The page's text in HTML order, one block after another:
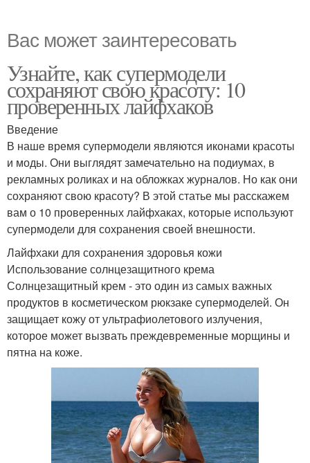
Вас может заинтересовать
Узнайте, как супермодели
сохраняют свою красоту: 10
проверенных лайфхаков
Введение
В наше время супермодели являются иконами красоты
и моды. Они выглядят замечательно на подиумах, в
рекламных роликах и на обложках журналов. Но как они
сохраняют свою красоту? В этой статье мы расскажем
вам о 10 проверенных лайфхаках, которые используют
супермодели для сохранения своей внешности.
Лайфхаки для сохранения здоровья кожи
Использование солнцезащитного крема
Солнцезащитный крем - это один из самых важных
продуктов в косметическом рюкзаке супермоделей. Он
защищает кожу от ультрафиолетового излучения,
которое может вызвать преждевременные морщины и
пятна на коже.